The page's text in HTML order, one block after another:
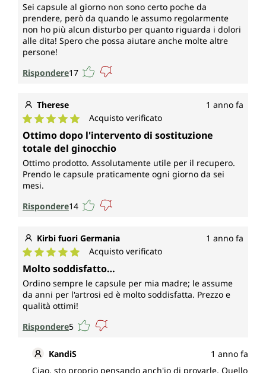
Sei capsule al giorno non sono certo poche da
prendere, però da quando le assumo regolarmente
non ho più alcun disturbo per quanto riguarda i dolori
alle dita! Spero che possa aiutare anche molte altre
persone!
Rispondere17
Therese 1 anno fa
Valutazione media di 5 su 5 stelle
Acquisto verificato
Ottimo dopo l'intervento di sostituzione
totale del ginocchio
Ottimo prodotto. Assolutamente utile per il recupero.
Prendo le capsule praticamente ogni giorno da sei
mesi.
Rispondere14
Kirbi fuori Germania 1 anno fa
Valutazione media di 5 su 5 stelle
Acquisto verificato
Molto soddisfatto…
Ordino sempre le capsule per mia madre; le assume
da anni per l'artrosi ed è molto soddisfatta. Prezzo e
qualità ottimi!
Rispondere5
KandiS
1 anno fa
Ciao, sto proprio pensando anch'io di provarle. Quello